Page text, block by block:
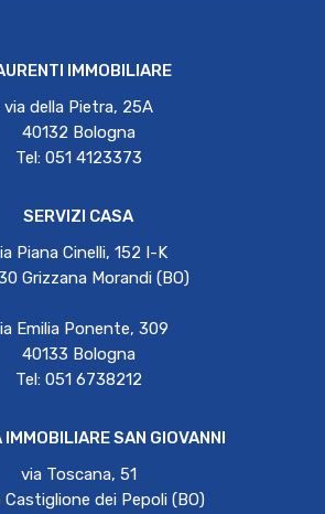
IMMOBILIARE
via della Pietra, 25A
40132 Bologna
Tel: 051 4123373
SERVIZI CASA
Piana Cinelli, 152 I-K
Grizzana Morandi (BO)
Emilia Ponente, 309
40133 Bologna
Tel: 051 6738212
IMMOBILIARE SAN GIOVANNI
via Toscana, 51
dei Pepoli (BO)